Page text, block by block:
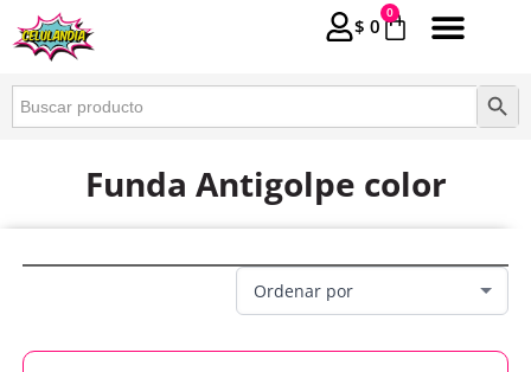
$ 0
0
Buscar: Botón
Funda Antigolpe color